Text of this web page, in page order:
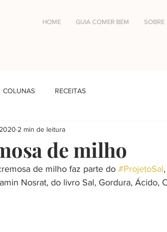
HOME GUIA COMER BEM SOBRE
COLUNAS RECEITAS
de milho
2 min de leitura
de milho faz parte do #ProjetoSal
Nosrat, do livro Sal, Gordura, Ácido,